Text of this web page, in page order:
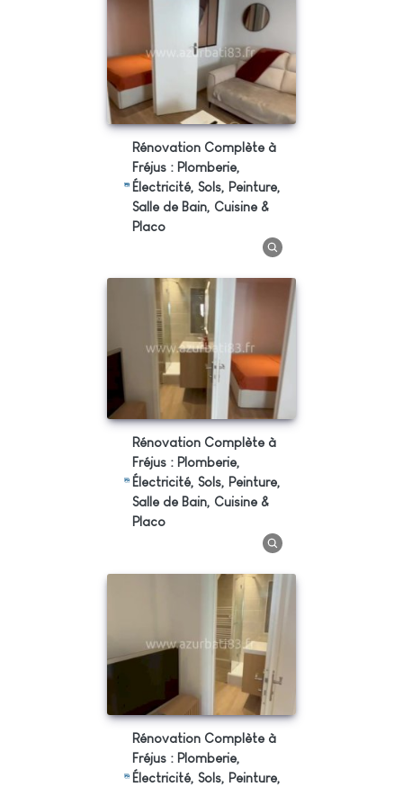
Rénovation Complète à
Fréjus : Plomberie,
Électricité, Sols, Peinture,
Salle de Bain, Cuisine &
Placo
Rénovation Complète à
Fréjus : Plomberie,
Électricité, Sols, Peinture,
Salle de Bain, Cuisine &
Placo
Rénovation Complète à
Fréjus : Plomberie,
Électricité, Sols, Peinture,